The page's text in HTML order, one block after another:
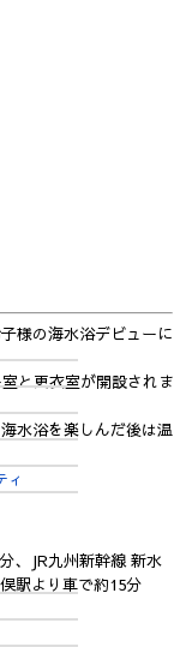
ィ
様の海水浴デビューに
と更衣室が開設されま
水浴を楽しんだ後は温
、JR九州新幹線 新水
駅より車で約15分